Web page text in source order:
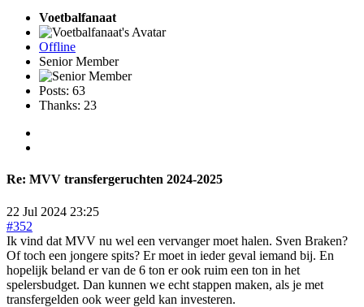
Voetbalfanaat
Offline
Senior Member
Posts: 63
Thanks: 23
Re: MVV transfergeruchten 2024-2025
22 Jul 2024 23:25
#352
Ik vind dat MVV nu wel een vervanger moet halen. Sven Braken?
Of toch een jongere spits? Er moet in ieder geval iemand bij. En
hopelijk beland er van de 6 ton er ook ruim een ton in het
spelersbudget. Dan kunnen we echt stappen maken, als je met
transfergelden ook weer geld kan investeren.